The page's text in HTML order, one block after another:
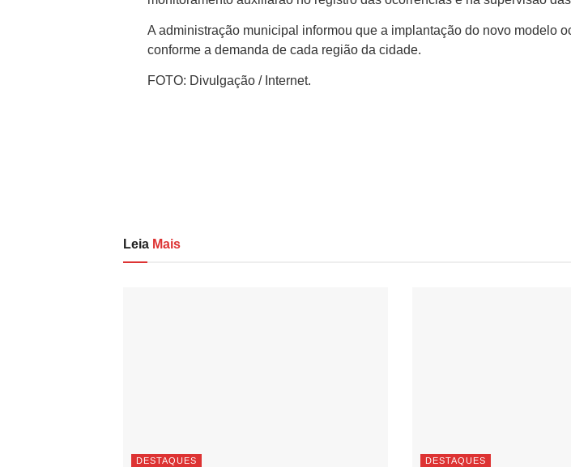
A administração municipal informou que a implantação do novo modelo
conforme a demanda de cada região da cidade.
FOTO: Divulgação / Internet.
Leia Mais
DESTAQUES DESTAQUES